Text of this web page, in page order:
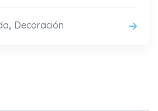
, Decoración